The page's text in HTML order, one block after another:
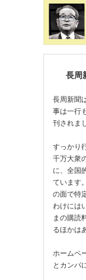
長周
長周新聞
事は一行
刊されま
すっかり
千万大衆
に、全国
ています
の面で特
わけには
まの購読
るほかは
ホームペ
とカンパ